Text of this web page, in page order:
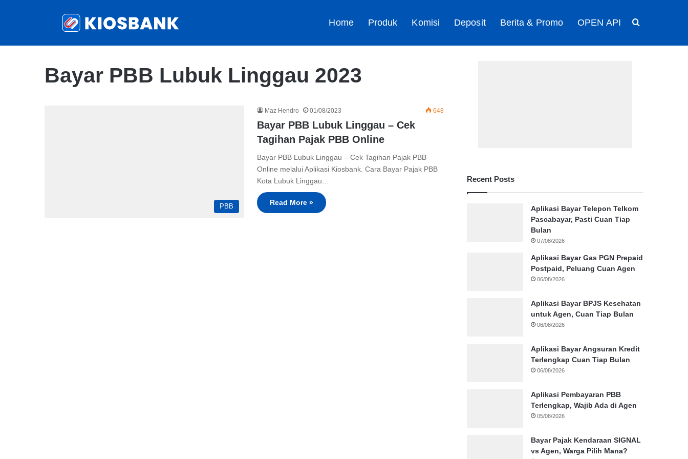
Home Produk Komisi Deposit Berita & Promo OPEN API
Bayar PBB Lubuk Linggau 2023
PBB
Maz Hendro 01/08/2023 648
Bayar PBB Lubuk Linggau – Cek
Tagihan Pajak PBB Online
Bayar PBB Lubuk Linggau – Cek Tagihan Pajak PBB
Online melalui Aplikasi Kiosbank. Cara Bayar Pajak PBB
Kota Lubuk Linggau…
Read More »
Recent Posts
Aplikasi Bayar Telepon Telkom
Pascabayar, Pasti Cuan Tiap
Bulan
07/08/2026
Aplikasi Bayar Gas PGN Prepaid
Postpaid, Peluang Cuan Agen
06/08/2026
Aplikasi Bayar BPJS Kesehatan
untuk Agen, Cuan Tiap Bulan
06/08/2026
Aplikasi Bayar Angsuran Kredit
Terlengkap Cuan Tiap Bulan
06/08/2026
Aplikasi Pembayaran PBB
Terlengkap, Wajib Ada di Agen
05/08/2026
Bayar Pajak Kendaraan SIGNAL
vs Agen, Warga Pilih Mana?